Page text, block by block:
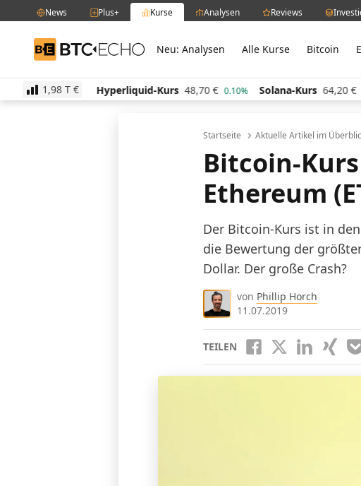
News Plus+ Kurse Analysen Reviews
BTC-ECHO Neu: Analysen Alle Kurse Bitcoin
1,98 T €
-0.50% Hyperliquid-Kurs 48,70 € 0.10% Solana-Kurs 64,20 € 0.40%
Startseite Aktuelle Artikel im
Bitcoin-
Ethereum
Der Bitcoin-Kurs ist in
die Bewertung der
Dollar. Der große Crash?
von Phillip Horch
11.07.2019
TEILEN